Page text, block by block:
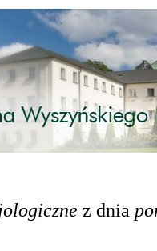
z dnia